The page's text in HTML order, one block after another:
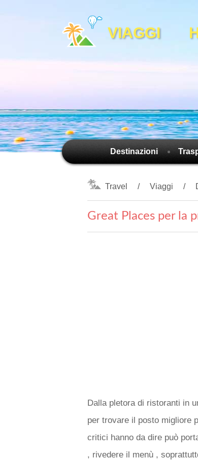
VIAGGI
Destinazioni
Travel Viaggi
Great Places per la
Dalla pletora di ristoranti in
per trovare il posto migliore
critici hanno da dire può
, rivedere il menù ,